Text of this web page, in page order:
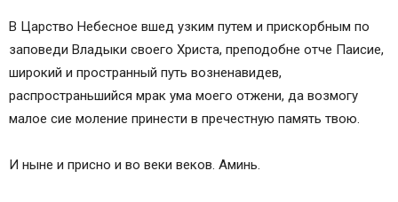
В Царство Небесное вшед узким путем и прискорбным по
заповеди Владыки своего Христа, преподобне отче Паисие,
широкий и пространный путь возненавидев,
распространьшийся мрак ума моего отжени, да возмогу
малое сие моление принести в пречестную память твою.
И ныне и присно и во веки веков. Аминь.